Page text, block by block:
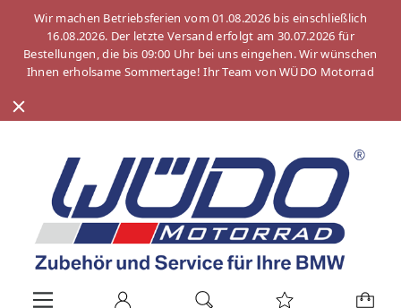
Wir machen Betriebsferien vom 01.08.2026 bis einschließlich
16.08.2026. Der letzte Versand erfolgt am 30.07.2026 für
Bestellungen, die bis 09:00 Uhr bei uns eingehen. Wir wünschen
Ihnen erholsame Sommertage! Ihr Team von WÜDO Motorrad